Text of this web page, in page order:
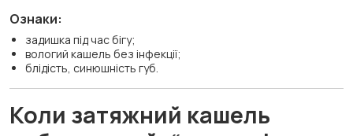
Ознаки:
задишка під час бігу;
вологий кашель без інфекції;
блідість, синюшність губ.
Коли затяжний кашель